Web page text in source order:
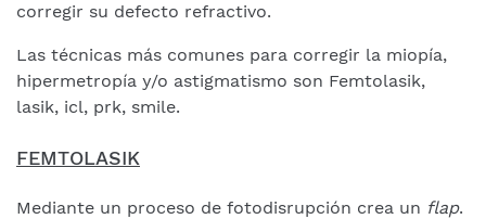
corregir su defecto refractivo.
Las técnicas más comunes para corregir la miopía,
hipermetropía y/o astigmatismo son Femtolasik,
lasik, icl, prk, smile.
FEMTOLASIK
Mediante un proceso de fotodisrupción crea un flap.